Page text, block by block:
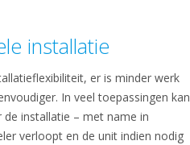
installatie
er is minder werk
In veel toepassingen kan
installatie – met name in
verloopt en de unit indien nodig